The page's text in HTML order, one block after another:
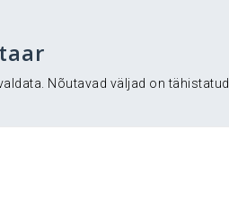
Nõutavad väljad on tähistatud